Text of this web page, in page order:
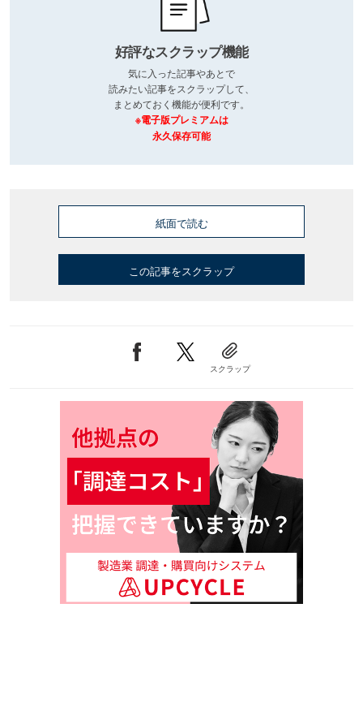
好評なスクラップ機能
気に入った記事やあとで
読みたい記事をスクラップして、
まとめておく機能が便利です。
※電子版プレミアムは
永久保存可能
紙面で読む
この記事をスクラップ
スクラップ